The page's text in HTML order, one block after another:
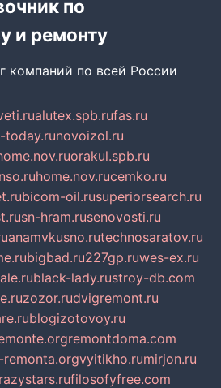
по
и ремонту
компаний по всей России
alutex.spb.rufas.ru
today.runovoizol.ru
orakul.spb.ru
home.nov.rucemko.ru
bicom-oil.rusuperiorsearch.ru
sn-hram.rusenovosti.ru
anamvkusno.rutechnosaratov.ru
bigbad.ru227gp.ruwes-ex.ru
black-lady.rustroy-db.com
zozor.rudvigremont.ru
blogizotovoy.ru
remontdoma.com
vyitikho.rumirjon.ru
filosofyfree.com